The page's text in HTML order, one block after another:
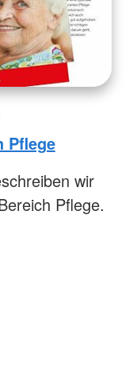
Pflege
wir
Pflege.